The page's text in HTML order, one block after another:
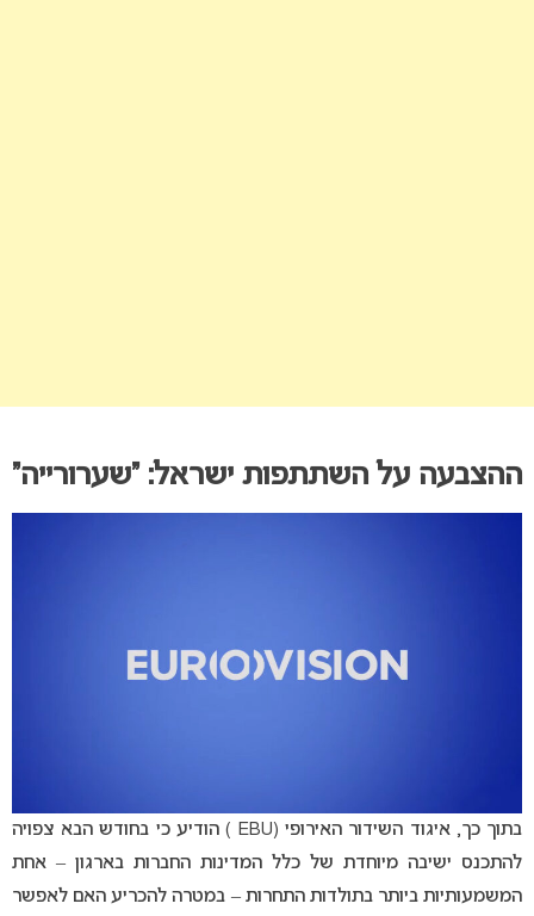
ההצבעה על השתתפות ישראל: “שערורייה”
בתוך כך, איגוד השידור האירופי (EBU ) הודיע כי בחודש הבא צפויה
להתכנס ישיבה מיוחדת של כלל המדינות החברות בארגון – אחת
המשמעותיות ביותר בתולדות התחרות – במטרה להכריע האם לאפשר